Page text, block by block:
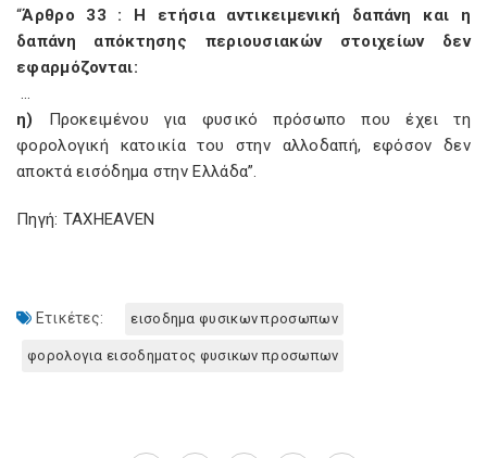
“Άρθρο 33 : Η ετήσια αντικειμενική δαπάνη και η
δαπάνη απόκτησης περιουσιακών στοιχείων δεν
εφαρμόζονται:
…
η) Προκειμένου για φυσικό πρόσωπο που έχει τη
φορολογική κατοικία του στην αλλοδαπή, εφόσον δεν
αποκτά εισόδημα στην Ελλάδα”.
Πηγή: TAXHEAVEN
Ετικέτες: εισοδημα φυσικων προσωπων
φορολογια εισοδηματος φυσικων προσωπων